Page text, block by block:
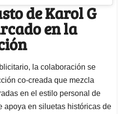
de Karol G
en la
la colaboración se
co-creada que mezcla
en el estilo personal de
apoya en siluetas históricas de